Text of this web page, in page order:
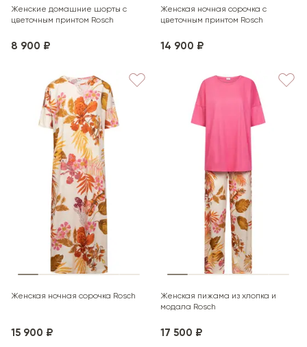
Женские домашние шорты с
цветочным принтом Rosch
8 900 ₽
Женская ночная сорочка с
цветочным принтом Rosch
14 900 ₽
Женская ночная сорочка Rosch
15 900 ₽
Женская пижама из хлопка и
модала Rosch
17 500 ₽